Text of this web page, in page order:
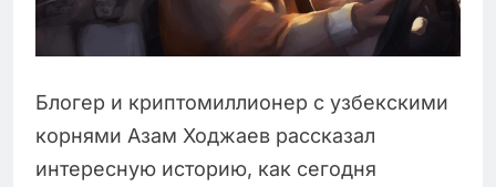
Блогер и криптомиллионер с узбекскими
корнями Азам Ходжаев рассказал
интересную историю, как сегодня